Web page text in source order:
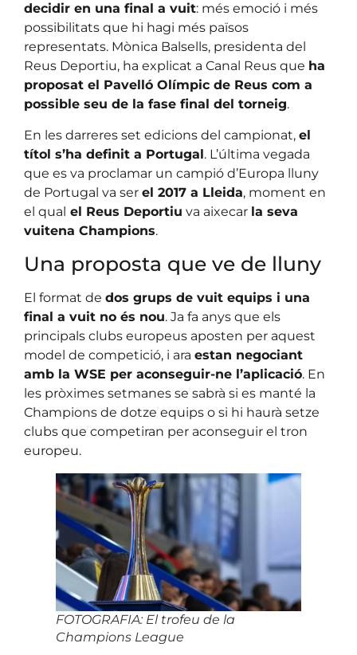
decidir en una final a vuit: més emoció i més
possibilitats que hi hagi més països
representats. Mònica Balsells, presidenta del
Reus Deportiu, ha explicat a Canal Reus que ha
proposat el Pavelló Olímpic de Reus com a
possible seu de la fase final del torneig.
En les darreres set edicions del campionat, el
títol s’ha definit a Portugal. L’última vegada
que es va proclamar un campió d’Europa lluny
de Portugal va ser el 2017 a Lleida, moment en
el qual el Reus Deportiu va aixecar la seva
vuitena Champions.
Una proposta que ve de lluny
El format de dos grups de vuit equips i una
final a vuit no és nou. Ja fa anys que els
principals clubs europeus aposten per aquest
model de competició, i ara estan negociant
amb la WSE per aconseguir-ne l’aplicació. En
les pròximes setmanes se sabrà si es manté la
Champions de dotze equips o si hi haurà setze
clubs que competiran per aconseguir el tron
europeu.
FOTOGRAFIA: El trofeu de la
Champions League